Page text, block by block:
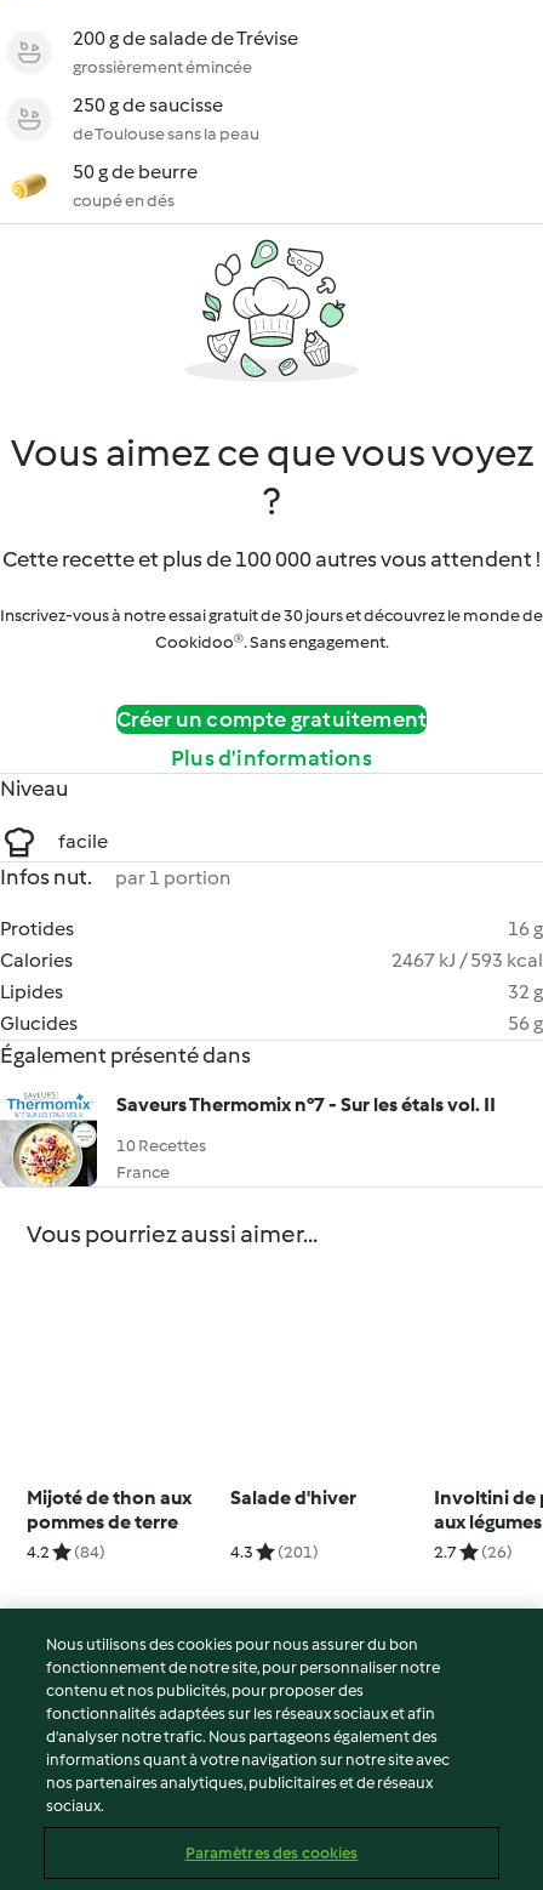
200 g de salade de Trévise
grossièrement émincée
250 g de saucisse
de Toulouse sans la peau
50 g de beurre
coupé en dés
Vous aimez ce que vous voyez
?
Cette recette et plus de 100 000 autres vous attendent !
Inscrivez-vous à notre essai gratuit de 30 jours et découvrez le monde de
Cookidoo®. Sans engagement.
Créer un compte gratuitement
Plus d’informations
Niveau
facile
Infos nut. par 1 portion
Protides
16 g
Calories
2467 kJ / 593 kcal
Lipides
32 g
Glucides
56 g
Également présenté dans
Saveurs Thermomix n°7 - Sur les étals vol. II
10 Recettes
France
Vous pourriez aussi aimer...
Mijoté de thon aux
pommes de terre
4.2 (84)
Salade d'hiver
4.3 (201)
Involtini de
aux
2.7 (26)
© Copyright 2026
Conditions d'utilisation
Politique de confidentialité
Non-responsabilité
Mentions légales
Contenu du rapport
Nous utilisons des cookies pour nous assurer du bon
fonctionnement de notre site, pour personnaliser notre
contenu et nos publicités, pour proposer des
fonctionnalités adaptées sur les réseaux sociaux et afin
d’analyser notre trafic. Nous partageons également des
informations quant à votre navigation sur notre site avec
nos partenaires analytiques, publicitaires et de réseaux
sociaux.
Paramètres des cookies